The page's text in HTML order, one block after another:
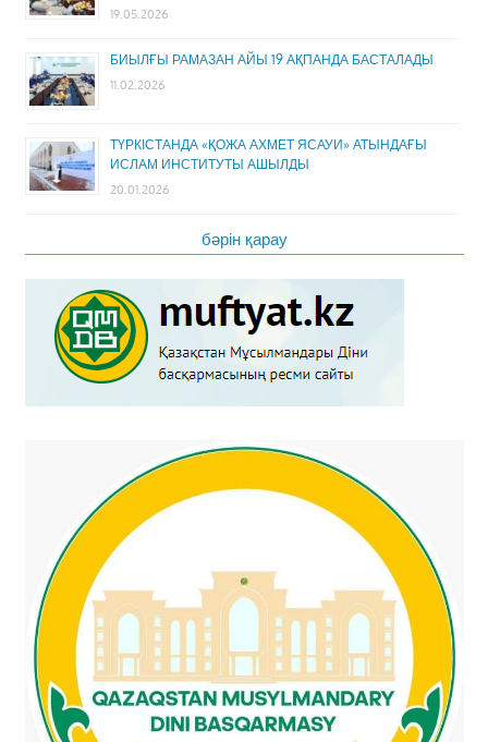
19.05.2026
БИЫЛҒЫ РАМАЗАН АЙЫ 19 АҚПАНДА БАСТАЛАДЫ
11.02.2026
ТҮРКІСТАНДА «ҚОЖА АХМЕТ ЯСАУИ» АТЫНДАҒЫ
ИСЛАМ ИНСТИТУТЫ АШЫЛДЫ
20.01.2026
бәрін қарау